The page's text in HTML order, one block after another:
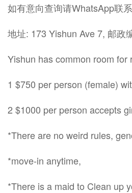
如有意向查询请WhatsApp联
地址: 173 Yishun Ave 7, 邮政
Yishun has common room
1 $750 per person (female)
2 $1000 per person accepts
*There are no weird rules,
*move-in anytime,
*There is a maid to Clean up